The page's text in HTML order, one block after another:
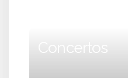
Concertos